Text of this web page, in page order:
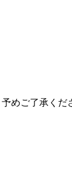
めご了承くだ